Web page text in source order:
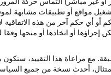
مواقع أو تطبيقات مشابهة
أي حكم آخر من هذه الاتفاقية
أو اتخاذها أو منحها وفقا
مع مراعاة هذا التقييد، ستكون
أحدث نسخة من جميع